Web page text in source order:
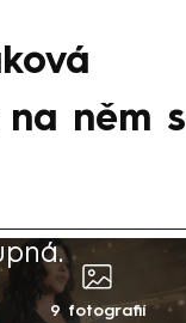
něm s
9 fotografií